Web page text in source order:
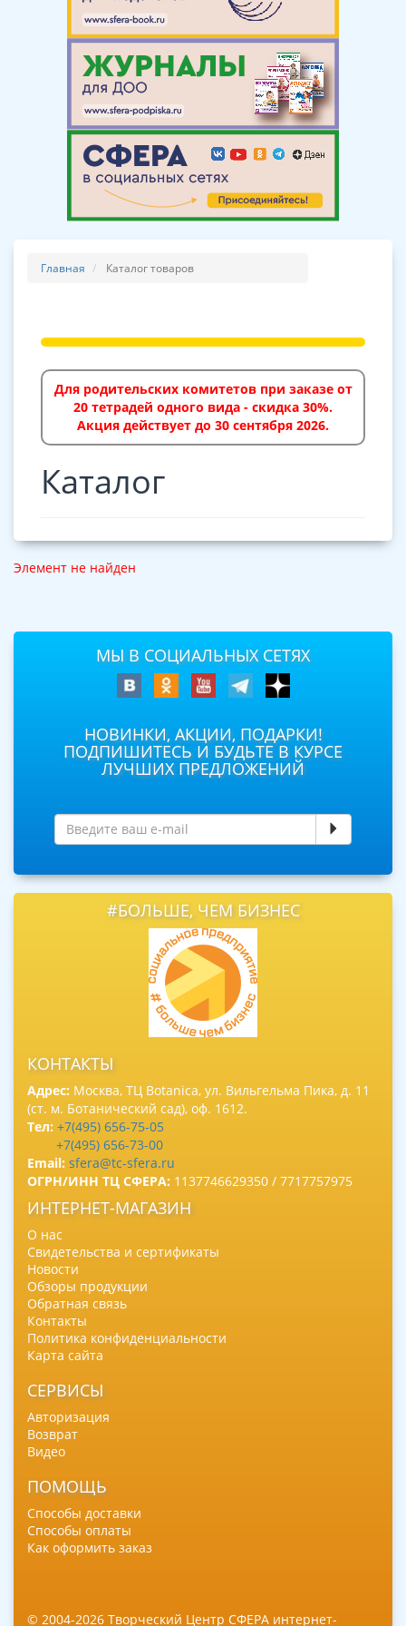
Главная Каталог товаров
Для родительских комитетов при заказе от
20 тетрадей одного вида - скидка 30%.
Акция действует до 30 сентября 2026.
Каталог
Элемент не найден
МЫ В СОЦИАЛЬНЫХ СЕТЯХ
НОВИНКИ, АКЦИИ, ПОДАРКИ!
ПОДПИШИТЕСЬ И БУДЬТЕ В КУРСЕ
ЛУЧШИХ ПРЕДЛОЖЕНИЙ
#БОЛЬШЕ, ЧЕМ БИЗНЕС
КОНТАКТЫ
Адрес: Москва, ТЦ Botanica, ул. Вильгельма Пика, д. 11
(ст. м. Ботанический сад), оф. 1612.
Тел: +7(495) 656-75-05
+7(495) 656-73-00
Email: sfera@tc-sfera.ru
ОГРН/ИНН ТЦ СФЕРА: 1137746629350 / 7717757975
ИНТЕРНЕТ-МАГАЗИН
О нас
Свидетельства и сертификаты
Новости
Обзоры продукции
Обратная связь
Контакты
Политика конфиденциальности
Карта сайта
СЕРВИСЫ
Авторизация
Возврат
Видео
ПОМОЩЬ
Способы доставки
Способы оплаты
Как оформить заказ
© 2004-2026 Творческий Центр СФЕРА интернет-